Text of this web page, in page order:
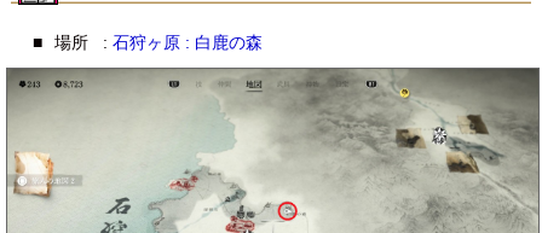
■ 場所 : 石狩ヶ原 : 白鹿の森